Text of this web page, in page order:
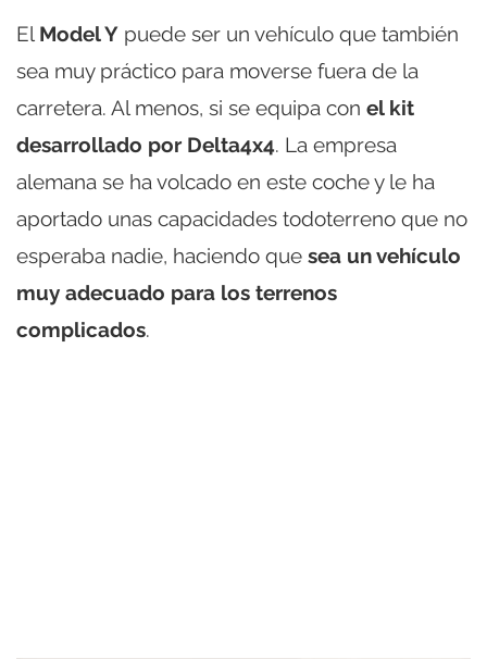
El Model Y puede ser un vehículo que también
sea muy práctico para moverse fuera de la
carretera. Al menos, si se equipa con el kit
desarrollado por Delta4x4. La empresa
alemana se ha volcado en este coche y le ha
aportado unas capacidades todoterreno que no
esperaba nadie, haciendo que sea un vehículo
muy adecuado para los terrenos
complicados.